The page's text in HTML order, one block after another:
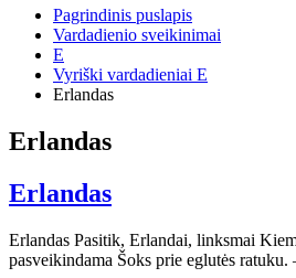
Pagrindinis puslapis
Vardadienio sveikinimai
E
Vyriški vardadieniai E
Erlandas
Erlandas
Erlandas
Erlandas Pasitik, Erlandai, linksmai
pasveikindama Šoks prie eglutės